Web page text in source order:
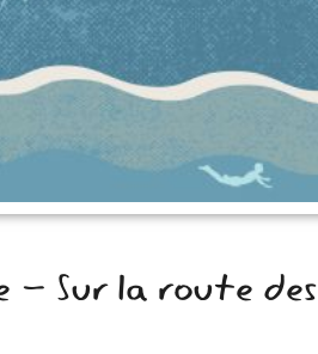
- Sur la route des